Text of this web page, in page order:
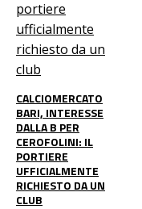
CALCIOMERCATO
BARI, INTERESSE
DALLA B PER
CEROFOLINI: IL
PORTIERE
UFFICIALMENTE
RICHIESTO DA UN
CLUB